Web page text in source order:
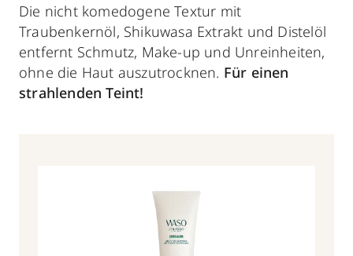
Die nicht komedogene Textur mit
Traubenkernöl, Shikuwasa Extrakt und Distelöl
entfernt Schmutz, Make-up und Unreinheiten,
ohne die Haut auszutrocknen. Für einen
strahlenden Teint!